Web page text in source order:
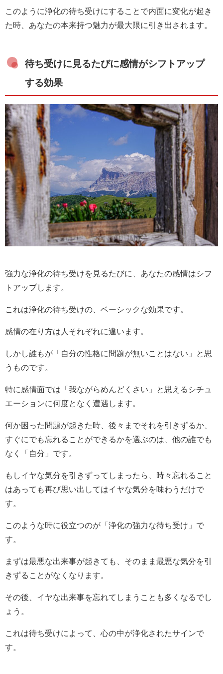
このように浄化の待ち受けにすることで内面に変化が起き
た時、あなたの本来持つ魅力が最大限に引き出されます。
待ち受けに見るたびに感情がシフトアップ
する効果
強力な浄化の待ち受けを見るたびに、あなたの感情はシフ
トアップします。
これは浄化の待ち受けの、ベーシックな効果です。
感情の在り方は人それぞれに違います。
しかし誰もが「自分の性格に問題が無いことはない」と思
うものです。
特に感情面では「我ながらめんどくさい」と思えるシチュ
エーションに何度となく遭遇します。
何か困った問題が起きた時、後々までそれを引きずるか、
すぐにでも忘れることができるかを選ぶのは、他の誰でも
なく「自分」です。
もしイヤな気分を引きずってしまったら、時々忘れること
はあっても再び思い出してはイヤな気分を味わうだけで
す。
このような時に役立つのが「浄化の強力な待ち受け」で
す。
まずは最悪な出来事が起きても、そのまま最悪な気分を引
きずることがなくなります。
その後、イヤな出来事を忘れてしまうことも多くなるでし
ょう。
これは待ち受けによって、心の中が浄化されたサインで
す。